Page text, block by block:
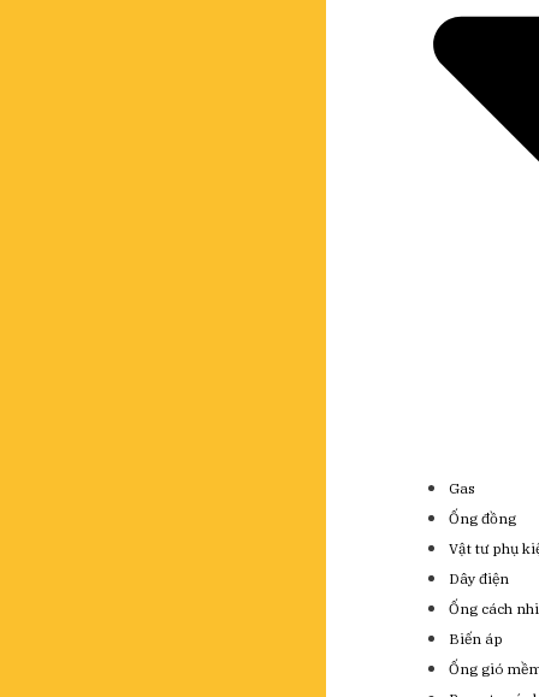
Gas
Ống đồng
Vật tư phụ
Dây điện
Ống cách
Biến áp
Ống gió